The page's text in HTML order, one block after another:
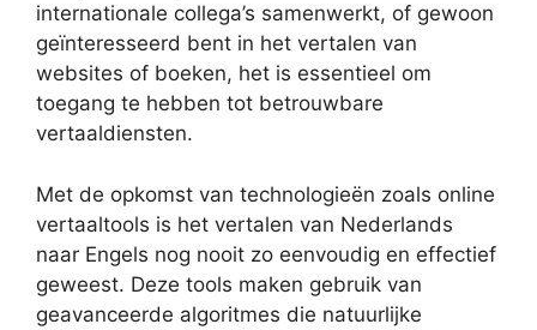
internationale collega’s samenwerkt, of gewoon
geïnteresseerd bent in het vertalen van
websites of boeken, het is essentieel om
toegang te hebben tot betrouwbare
vertaaldiensten.
Met de opkomst van technologieën zoals online
vertaaltools is het vertalen van Nederlands
naar Engels nog nooit zo eenvoudig en effectief
geweest. Deze tools maken gebruik van
geavanceerde algoritmes die natuurlijke